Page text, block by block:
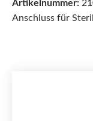
Artikelnummer:
Anschluss für